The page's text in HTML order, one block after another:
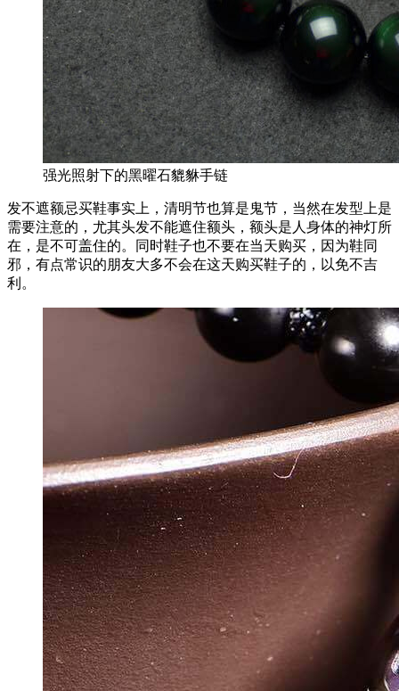
强光照射下的黑曜石貔貅手链
发不遮额忌买鞋事实上，清明节也算是鬼节，当然在发型上是
需要注意的，尤其头发不能遮住额头，额头是人身体的神灯所
在，是不可盖住的。同时鞋子也不要在当天购买，因为鞋同
邪，有点常识的朋友大多不会在这天购买鞋子的，以免不吉
利。